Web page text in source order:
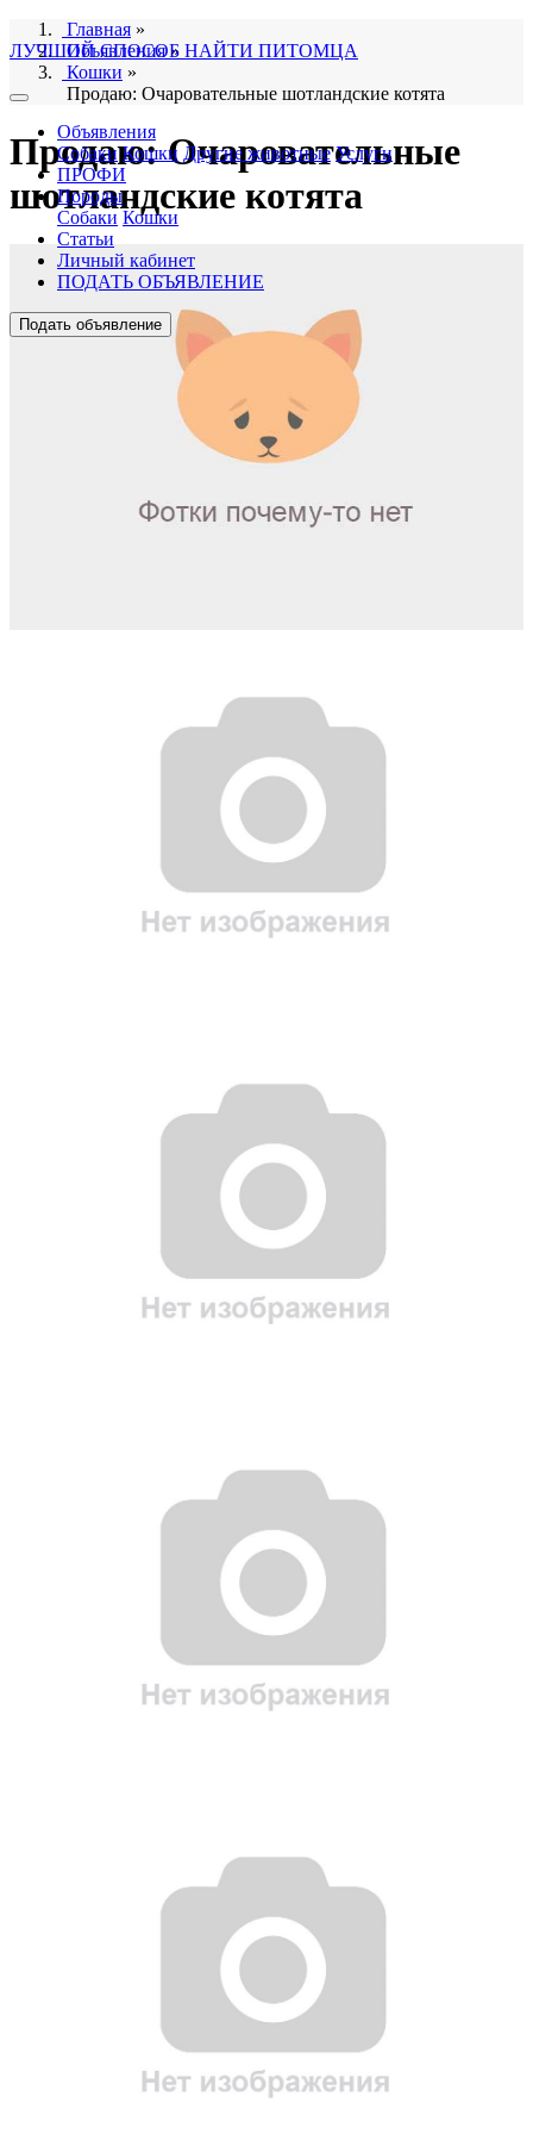
ЛУЧШИЙ СПОСОБ НАЙТИ ПИТОМЦА
Объявления
Собаки Кошки Другие животные Услуги
ПРОФИ
Породы
Собаки Кошки
Статьи
Личный кабинет
ПОДАТЬ ОБЪЯВЛЕНИЕ
Подать объявление
Главная »
Объявления»
Кошки »
Продаю: Очаровательные шотландские котята
Продаю: Очаровательные
шотландские котята